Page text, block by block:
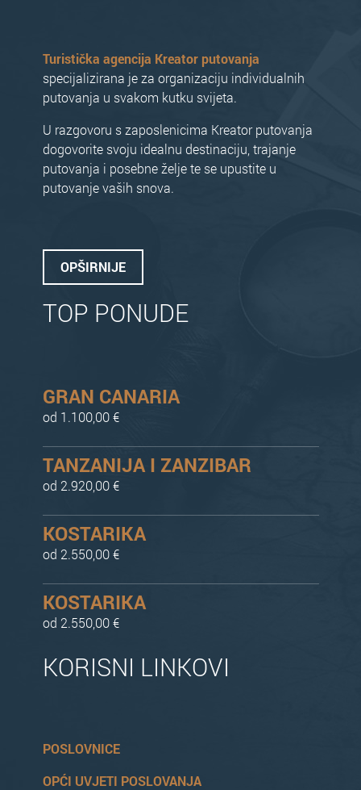
Turistička agencija Kreator putovanja
specijalizirana je za organizaciju individualnih
putovanja u svakom kutku svijeta.
U razgovoru s zaposlenicima Kreator putovanja
dogovorite svoju idealnu destinaciju, trajanje
putovanja i posebne želje te se upustite u
putovanje vaših snova.
OPŠIRNIJE
TOP PONUDE
GRAN CANARIA
od 1.100,00 €
TANZANIJA I ZANZIBAR
od 2.920,00 €
KOSTARIKA
od 2.550,00 €
KOSTARIKA
od 2.550,00 €
KORISNI LINKOVI
POSLOVNICE
OPĆI UVJETI POSLOVANJA